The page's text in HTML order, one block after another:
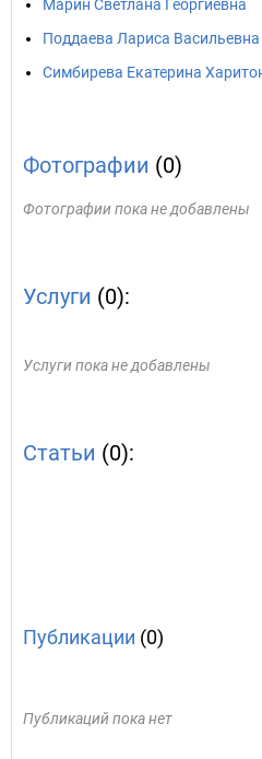
Марин Светлана Георгиевна
Поддаева Лариса Васильевна
Симбирева Екатерина
Фотографии (0)
Фотографии пока не добавлены
Услуги (0):
Услуги пока не добавлены
Статьи (0):
Публикации (0)
Публикаций пока нет